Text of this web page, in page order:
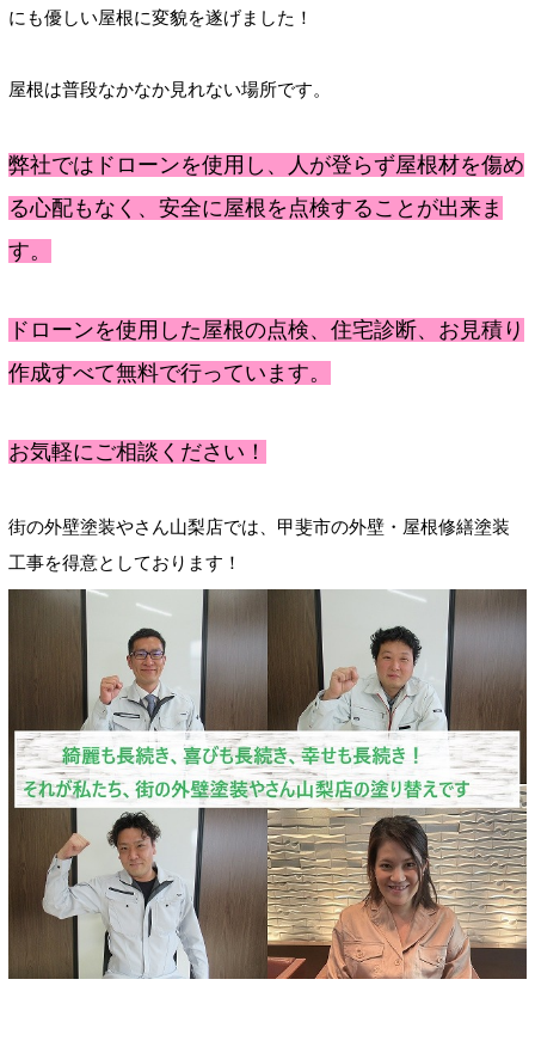
にも優しい屋根に変貌を遂げました！
屋根は普段なかなか見れない場所です。
弊社ではドローンを使用し、人が登らず屋根材を傷め
る心配もなく、安全に屋根を点検することが出来ま
す。
ドローンを使用した屋根の点検、住宅診断、お見積り
作成すべて無料で行っています。
お気軽にご相談ください！
街の外壁塗装やさん山梨店では、甲斐市の外壁・屋根修繕塗装
工事を得意としております！